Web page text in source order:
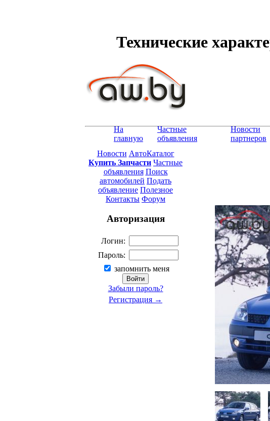
Технические
На
главную
Частные
объявления
Новости
партнеров
Новости АвтоКаталог
Купить Запчасти Частные
объявления Поиск
автомобилей Подать
объявление Полезное
Контакты Форум
Авторизация
Логин:
Пароль:
запомнить меня
Забыли пароль?
Регистрация →